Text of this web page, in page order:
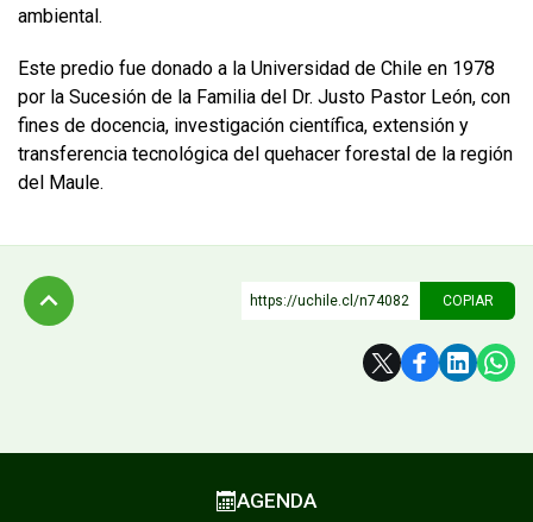
ambiental.
Este predio fue donado a la Universidad de Chile en 1978
por la Sucesión de la Familia del Dr. Justo Pastor León, con
fines de docencia, investigación científica, extensión y
transferencia tecnológica del quehacer forestal de la región
del Maule.
https://uchile.cl/n74082 COPIAR
AGENDA